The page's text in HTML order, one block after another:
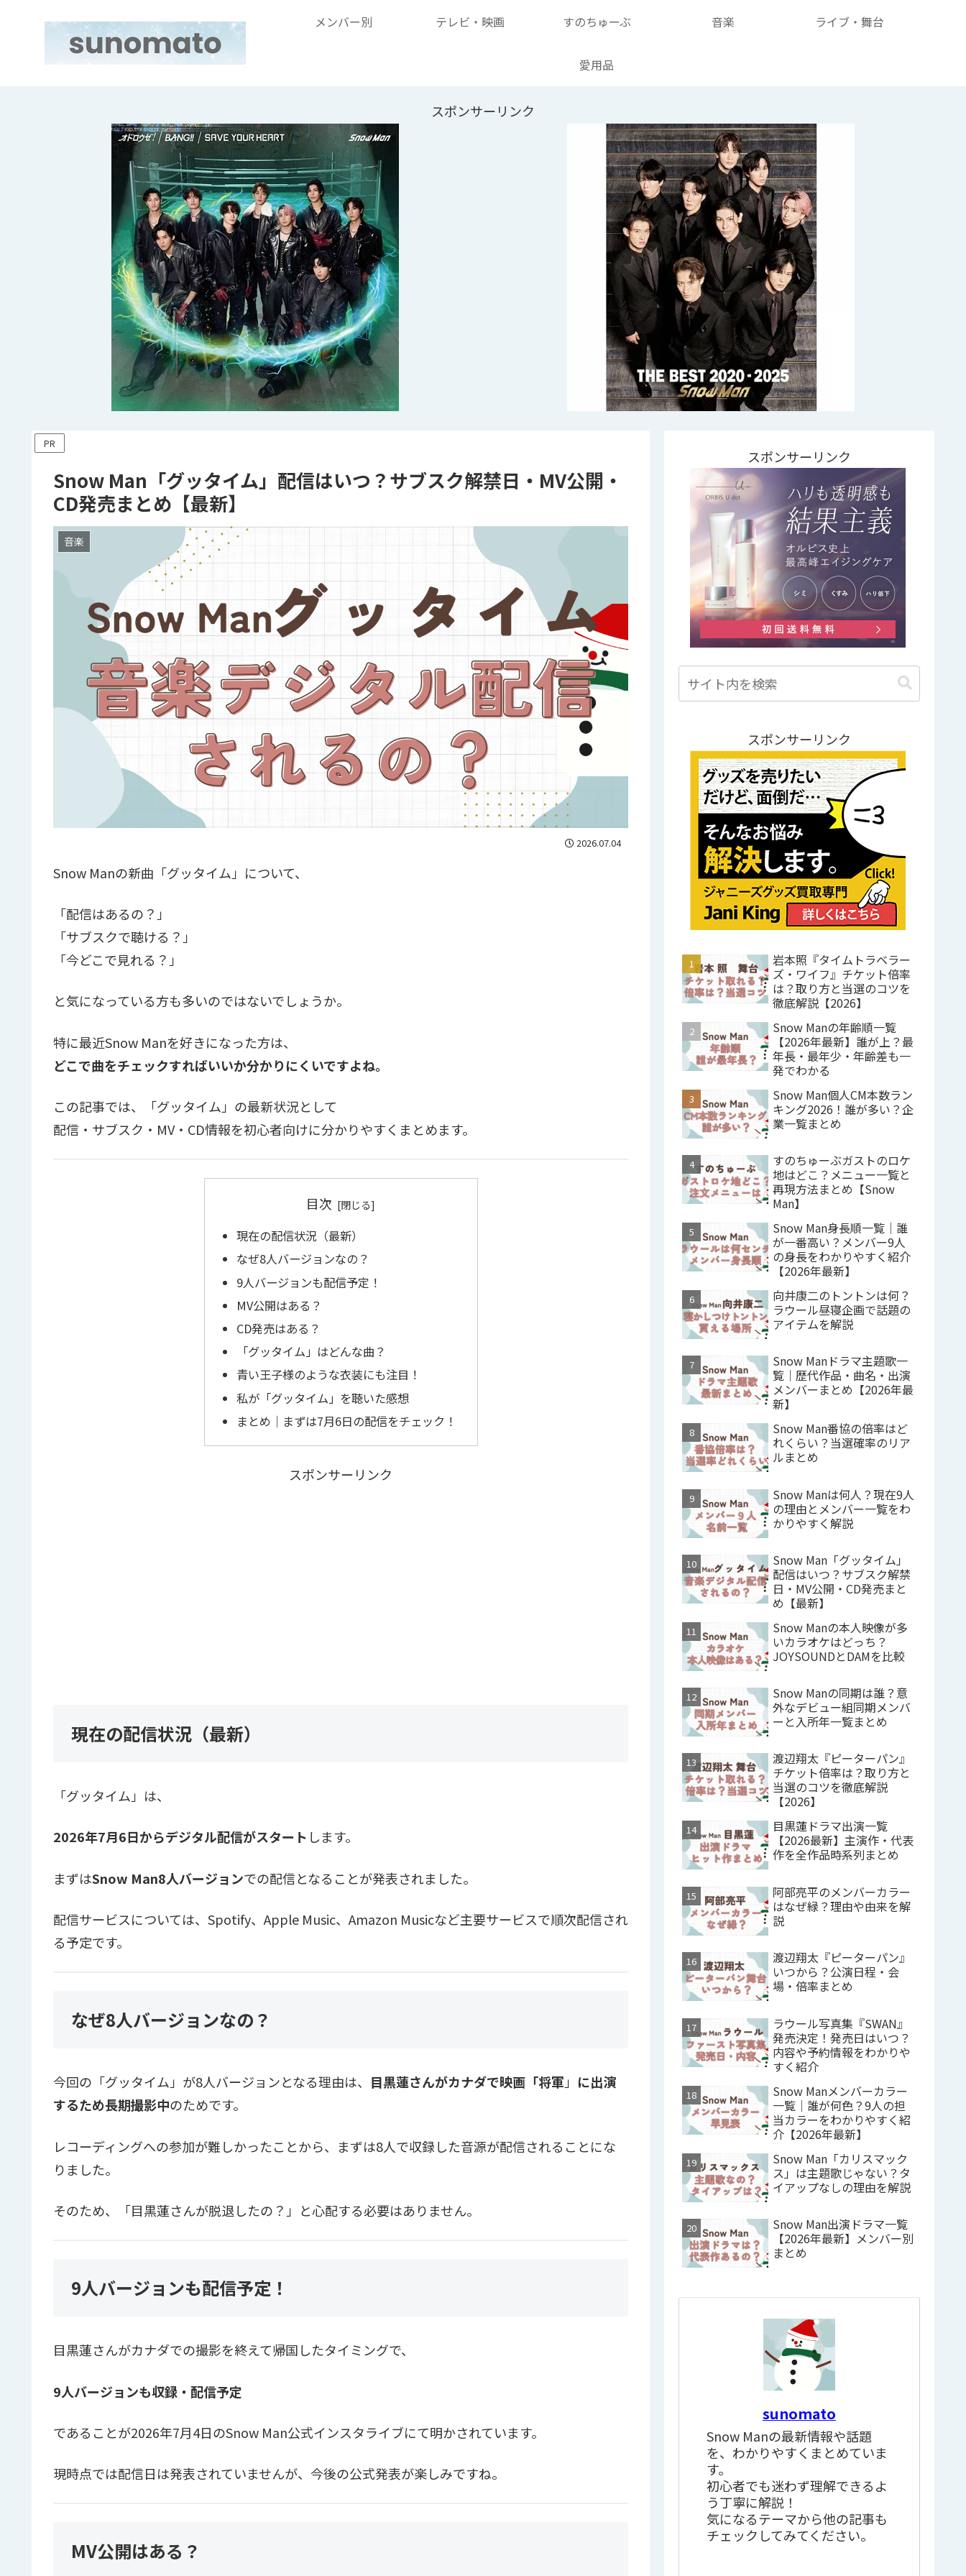
メンバー別 テレビ・映画 すのちゅーぶ 音楽 ライブ・舞台
愛用品
スポンサーリンク
PR
Snow Man「グッタイム」配信はいつ？サブスク解禁日・MV公開・
CD発売まとめ【最新】
音楽
2026.07.04
Snow Manの新曲「グッタイム」について、
「配信はあるの？」
「サブスクで聴ける？」
「今どこで見れる？」
と気になっている方も多いのではないでしょうか。
特に最近Snow Manを好きになった方は、
どこで曲をチェックすればいいか分かりにくいですよね。
この記事では、「グッタイム」の最新状況として
配信・サブスク・MV・CD情報を初心者向けに分かりやすくまとめます。
目次
現在の配信状況（最新）
なぜ8人バージョンなの？
9人バージョンも配信予定！
MV公開はある？
CD発売はある？
「グッタイム」はどんな曲？
青い王子様のような衣装にも注目！
私が「グッタイム」を聴いた感想
まとめ｜まずは7月6日の配信をチェック！
スポンサーリンク
現在の配信状況（最新）
「グッタイム」は、
2026年7月6日からデジタル配信がスタート します。
まずはSnow Man8人バージョンでの配信となることが発表されました。
配信サービスについては、Spotify、Apple Music、Amazon Musicなど主要サービスで順次配信され
る予定です。
なぜ8人バージョンなの？
今回の「グッタイム」が8人バージョンとなる理由は、 目黒蓮さんがカナダで映画「将軍」 に出演
するため長期撮影中のためです。
レコーディングへの参加が難しかったことから、まずは8人で収録した音源が配信されることにな
りました。
そのため、「目黒蓮さんが脱退したの？」と心配する必要はありません。
9人バージョンも配信予定！
目黒蓮さんがカナダでの撮影を終えて帰国したタイミングで、
9人バージョンも収録・配信予定
であることが2026年7月4日のSnow Man公式インスタライブにて明かされています。
現時点では配信日は発表されていませんが、今後の公式発表が楽しみですね。
MV公開はある？
スポンサーリンク
スポンサーリンク
岩本照『タイムトラベラー
ズ・ワイフ』チケット倍率
は？取り方と当選のコツを
徹底解説【2026】
Snow Manの年齢順一覧
【2026年最新】誰が上？最
年長・最年少・年齢差も一
発でわかる
Snow Man個人CM本数ラン
キング2026！誰が多い？企
業一覧まとめ
すのちゅーぶガストのロケ
地はどこ？メニュー一覧と
再現方法まとめ【Snow
Man】
Snow Man身長順一覧｜誰
が一番高い？メンバー9人
の身長をわかりやすく紹介
【2026年最新】
向井康二のトントンは何？
ラウール昼寝企画で話題の
アイテムを解説
Snow Manドラマ主題歌一
覧｜歴代作品・曲名・出演
メンバーまとめ【2026年最
新】
Snow Man番協の倍率はど
れくらい？当選確率のリア
ルまとめ
Snow Manは何人？現在9人
の理由とメンバー一覧をわ
かりやすく解説
Snow Man「グッタイム」
配信はいつ？サブスク解禁
日・MV公開・CD発売まと
め【最新】
Snow Manの本人映像が多
いカラオケはどっち？
JOYSOUNDとDAMを比較
Snow Manの同期は誰？意
外なデビュー組同期メンバ
ーと入所年一覧まとめ
渡辺翔太『ピーターパン』
チケット倍率は？取り方と
当選のコツを徹底解説
【2026】
目黒蓮ドラマ出演一覧
【2026最新】主演作・代表
作を全作品時系列まとめ
阿部亮平のメンバーカラー
はなぜ緑？理由や由来を解
説
渡辺翔太『ピーターパン』
いつから？公演日程・会
場・倍率まとめ
ラウール写真集『SWAN』
発売決定！発売日はいつ？
内容や予約情報をわかりや
すく紹介
Snow Manメンバーカラー
一覧｜誰が何色？9人の担
当カラーをわかりやすく紹
介【2026年最新】
Snow Man「カリスマック
ス」は主題歌じゃない？タ
イアップなしの理由を解説
Snow Man出演ドラマ一覧
【2026年最新】メンバー別
まとめ
sunomato
Snow Manの最新情報や話題
を、わかりやすくまとめていま
す。
初心者でも迷わず理解できるよ
う丁寧に解説！
気になるテーマから他の記事も
チェックしてみてください。